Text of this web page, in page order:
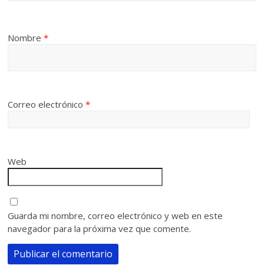
Nombre*
Correo electrónico*
Web
Guarda mi nombre, correo electrónico y web en este
navegador para la próxima vez que comente.